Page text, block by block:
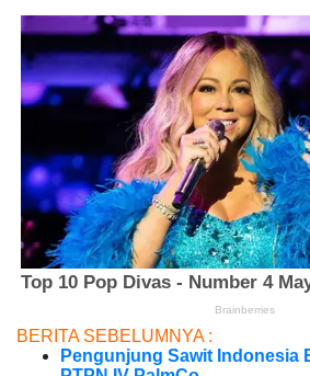
BERITA SEBELUMNYA :
Pengunjung Sawit Indonesia